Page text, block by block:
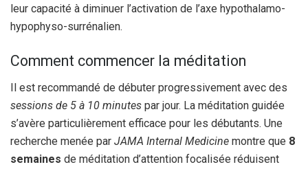
leur capacité à diminuer l’activation de l’axe hypothalamo-
hypophyso-surrénalien.
Comment commencer la méditation
Il est recommandé de débuter progressivement avec des
sessions de 5 à 10 minutes par jour. La méditation guidée
s’avère particulièrement efficace pour les débutants. Une
recherche menée par JAMA Internal Medicine montre que 8
semaines de méditation d’attention focalisée réduisent